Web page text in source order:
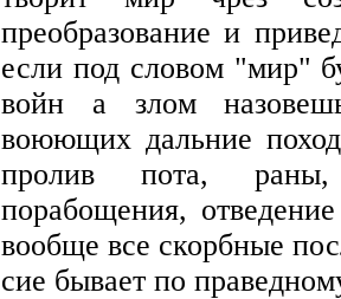
преобразование и
если под словом "мир"
войн а злом
воюющих дальние
пролив пота, раны,
порабощения,
вообще все скорбные
сие бывает по